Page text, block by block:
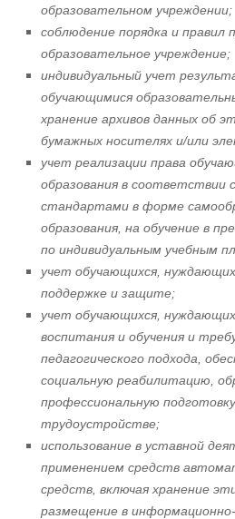
образовательном учреждении;
соблюдение порядка и правил
образовательное учреждение;
индивидуальный учет
обучающимися
хранение архивов данных об
бумажных носителях и/или
учет реализации права
образования в соответствии
стандартами в форме
образования, на обучение в
по индивидуальным учебным
учет обучающихся,
поддержке и защите;
учет обучающихся,
воспитания и обучения и
педагогического подхода,
социальную реабилитацию,
профессиональную
трудоустройстве;
использование в уставной
применением средств
средств, включая хранение
размещение в